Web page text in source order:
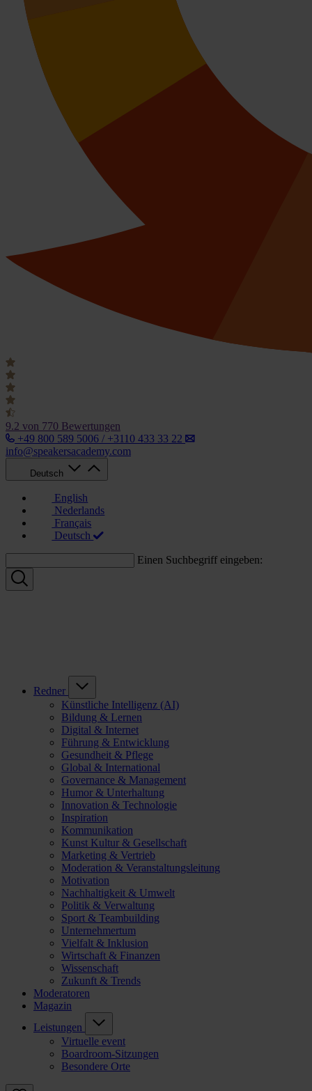
9.2 von 770 Bewertungen
+49 800 589 5006 / +3110 433 33 22
info@speakersacademy.com
Deutsch
English
Nederlands
Français
Deutsch
Einen Suchbegriff eingeben:
Redner
Künstliche Intelligenz (AI)
Bildung & Lernen
Digital & Internet
Führung & Entwicklung
Gesundheit & Pflege
Global & International
Governance & Management
Humor & Unterhaltung
Innovation & Technologie
Inspiration
Kommunikation
Kunst Kultur & Gesellschaft
Marketing & Vertrieb
Moderation & Veranstaltungsleitung
Motivation
Nachhaltigkeit & Umwelt
Politik & Verwaltung
Sport & Teambuilding
Unternehmertum
Vielfalt & Inklusion
Wirtschaft & Finanzen
Wissenschaft
Zukunft & Trends
Moderatoren
Magazin
Leistungen
Virtuelle event
Boardroom-Sitzungen
Besondere Orte